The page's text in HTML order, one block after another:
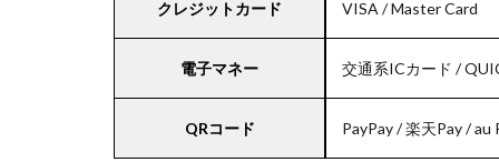
クレジットカード VISA / Master Card
電子マネー 交通系ICカード /
QRコード PayPay / 楽天Pay / au